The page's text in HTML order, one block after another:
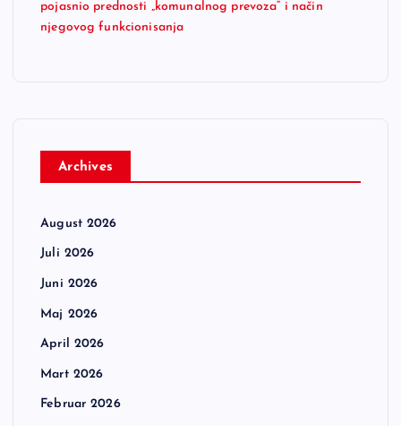
pojasnio prednosti „komunalnog prevoza“ i način
njegovog funkcionisanja
Archives
August 2026
Juli 2026
Juni 2026
Maj 2026
April 2026
Mart 2026
Februar 2026